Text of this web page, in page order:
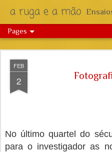
a ruga e a mão Ensaios
Pages
FEB
2
No último quartel do
para o investigador as